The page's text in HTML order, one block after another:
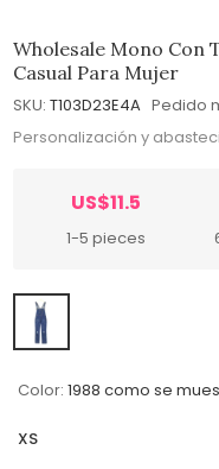
Wholesale Mono Con
Casual Para Mujer
SKU: T103D23E4A Pedido
Personalización y
US$11.5
1-5 pieces
Color: 1988 como se
XS